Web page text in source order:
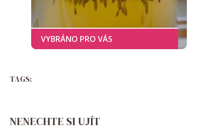
TAGS:
NENECHTE SI UJÍT